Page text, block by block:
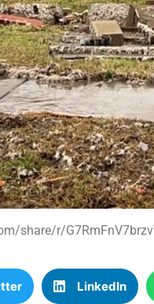
share/r/
LinkedIn